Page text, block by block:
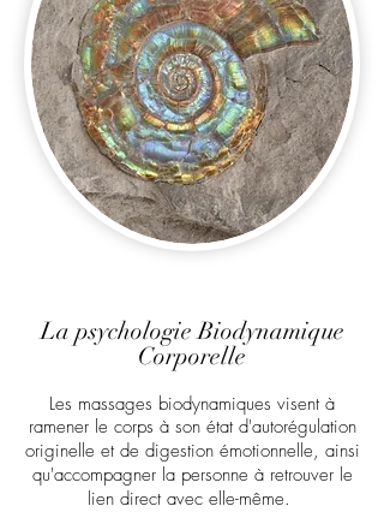
La psychologie Biodynamique
Corporelle
Les massages biodynamiques visent à
ramener le corps à son état d'autorégulation
originelle et de digestion émotionnelle, ainsi
qu'accompagner la personne à retrouver le
lien direct avec elle-même.